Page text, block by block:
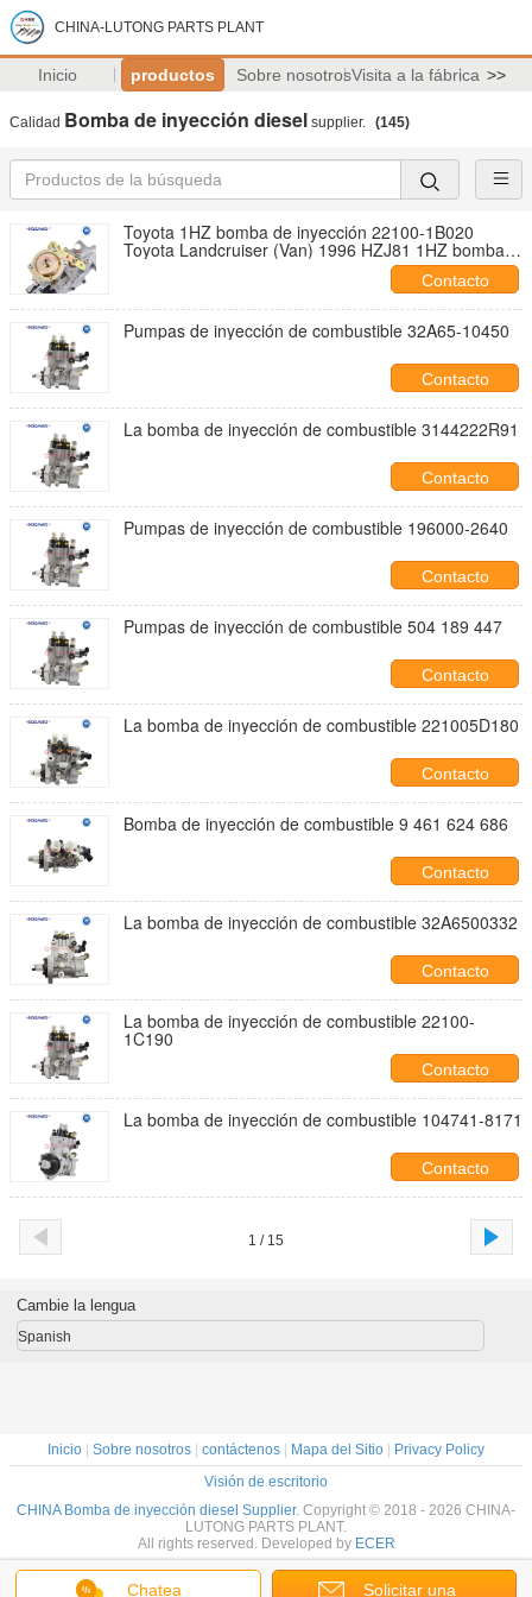
CHINA-LUTONG PARTS PLANT
Inicio productos Sobre nosotrosVisita a la fábrica >>
Calidad Bomba de inyección diesel supplier. (145)
Toyota 1HZ bomba de inyección 22100-1B020
Toyota Landcruiser (Van) 1996 HZJ81 1HZ bomba
Contacto
Pumpas de inyección de combustible 32A65-10450
Contacto
La bomba de inyección de combustible 3144222R91
Contacto
Pumpas de inyección de combustible 196000-2640
Contacto
Pumpas de inyección de combustible 504 189 447
Contacto
La bomba de inyección de combustible 221005D180
Contacto
Bomba de inyección de combustible 9 461 624 686
Contacto
La bomba de inyección de combustible 32A6500332
Contacto
La bomba de inyección de combustible 22100-
1C190
Contacto
La bomba de inyección de combustible 104741-8171
Contacto
1 / 15
Chatea Solicitar una
Cambie la lengua
Spanish
Inicio Sobre nosotros contáctenos Mapa del Sitio
Privacy Policy
Visión de escritorio
CHINA Bomba de inyección diesel Supplier. Copyright © 2018 - 2026 CHINA-
LUTONG PARTS PLANT.
All rights reserved. Developed by ECER